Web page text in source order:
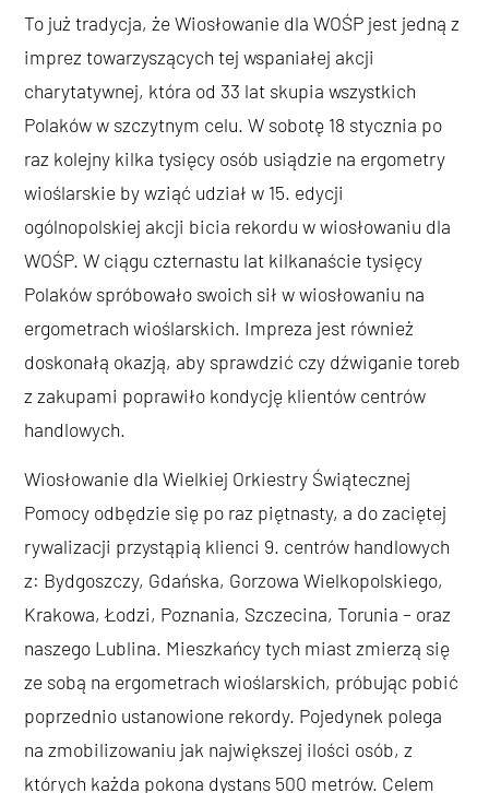
To już tradycja, że Wiosłowanie dla WOŚP jest jedną z
imprez towarzyszących tej wspaniałej akcji
charytatywnej, która od 33 lat skupia wszystkich
Polaków w szczytnym celu. W sobotę 18 stycznia po
raz kolejny kilka tysięcy osób usiądzie na ergometry
wioślarskie by wziąć udział w 15. edycji
ogólnopolskiej akcji bicia rekordu w wiosłowaniu dla
WOŚP. W ciągu czternastu lat kilkanaście tysięcy
Polaków spróbowało swoich sił w wiosłowaniu na
ergometrach wioślarskich. Impreza jest również
doskonałą okazją, aby sprawdzić czy dźwiganie toreb
z zakupami poprawiło kondycję klientów centrów
handlowych.
Wiosłowanie dla Wielkiej Orkiestry Świątecznej
Pomocy odbędzie się po raz piętnasty, a do zaciętej
rywalizacji przystąpią klienci 9. centrów handlowych
z: Bydgoszczy, Gdańska, Gorzowa Wielkopolskiego,
Krakowa, Łodzi, Poznania, Szczecina, Torunia – oraz
naszego Lublina. Mieszkańcy tych miast zmierzą się
ze sobą na ergometrach wioślarskich, próbując pobić
poprzednio ustanowione rekordy. Pojedynek polega
na zmobilizowaniu jak największej ilości osób, z
których każda pokona dystans 500 metrów. Celem